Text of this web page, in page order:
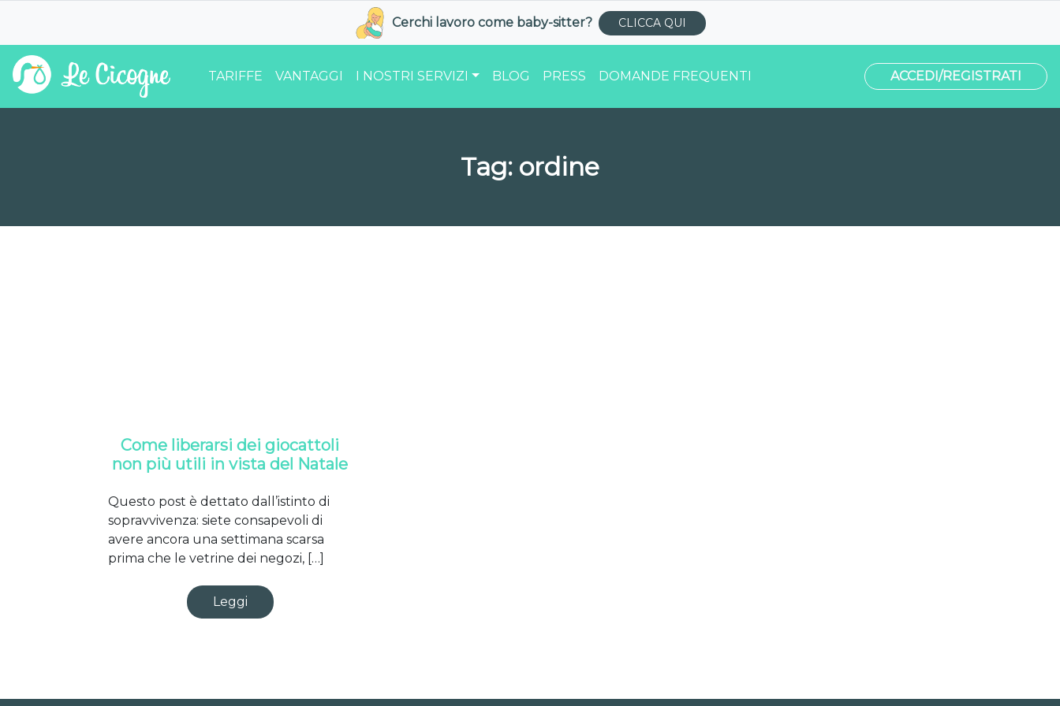
Cerchi lavoro come baby-sitter? CLICCA QUI
TARIFFE VANTAGGI I NOSTRI SERVIZI BLOG PRESS DOMANDE FREQUENTI ACCEDI/REGISTRATI
Tag: ordine
Come liberarsi dei giocattoli
non più utili in vista del Natale
Questo post è dettato dall’istinto di
sopravvivenza: siete consapevoli di
avere ancora una settimana scarsa
prima che le vetrine dei negozi, […]
Leggi